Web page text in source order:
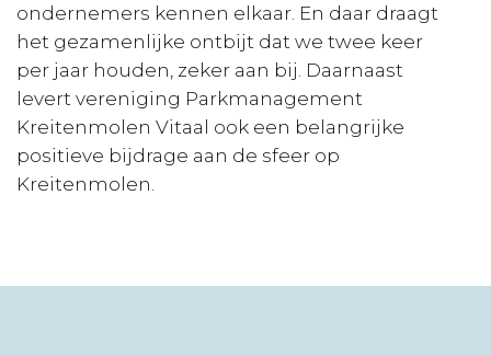
ondernemers kennen elkaar. En daar draagt
het gezamenlijke ontbijt dat we twee keer
per jaar houden, zeker aan bij. Daarnaast
levert vereniging Parkmanagement
Kreitenmolen Vitaal ook een belangrijke
positieve bijdrage aan de sfeer op
Kreitenmolen.